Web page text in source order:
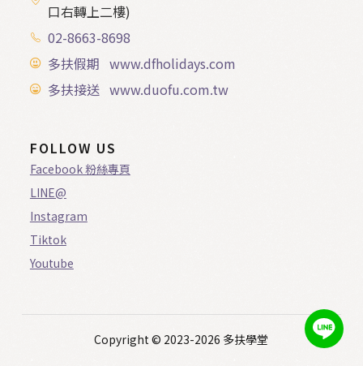
口右轉上二樓)
02-8663-8698
多扶假期 www.dfholidays.com
多扶接送 www.duofu.com.tw
FOLLOW US
Facebook 粉絲專頁
LINE@
Instagram
Tiktok
Youtube
Copyright © 2023-2026 多扶學堂